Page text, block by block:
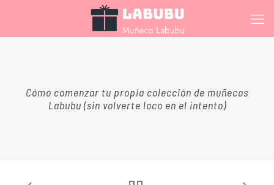
Cómo comenzar tu propia colección de muñecos
Labubu (sin volverte loco en el intento)